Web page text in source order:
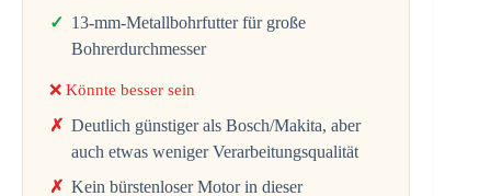
13-mm-Metallbohrfutter für große
Bohrerdurchmesser
❌ Könnte besser sein
Deutlich günstiger als Bosch/Makita, aber
auch etwas weniger Verarbeitungsqualität
Kein bürstenloser Motor in dieser